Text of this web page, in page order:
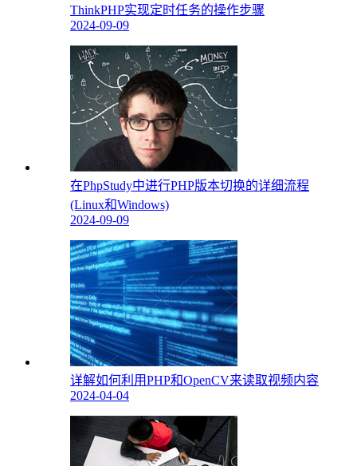
ThinkPHP实现定时任务的操作步骤
2024-09-09
在PhpStudy中进行PHP版本切换的详细流程
(Linux和Windows)
2024-09-09
详解如何利用PHP和OpenCV来读取视频内容
2024-04-04